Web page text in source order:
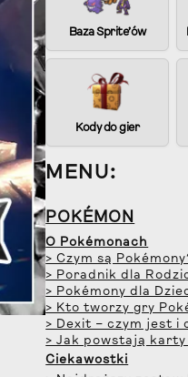
Baza Sprite’ów
Kody do gier
MENU:
POKÉMON
O Pokémonach
> Czym są
> Poradnik dla
> Pokémony dla
> Kto tworzy gry
> Dexit – czym jest i
> Jak powstają karty
Ciekawostki